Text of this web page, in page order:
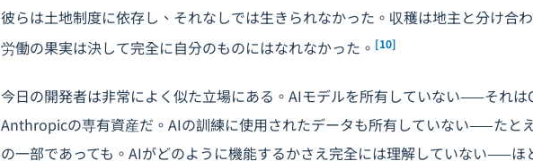
彼らは土地制度に依存し、それなしでは生きられなかった。収穫は地主と分け合
労働の果実は決して完全に自分のものにはなれなかった。 [10]
今日の開発者は非常によく似た立場にある。AIモデルを所有していない——それは
Anthropicの専有資産だ。AIの訓練に使用されたデータも所有していない——たと
の一部であっても。AIがどのように機能するかさえ完全には理解していない——ほ